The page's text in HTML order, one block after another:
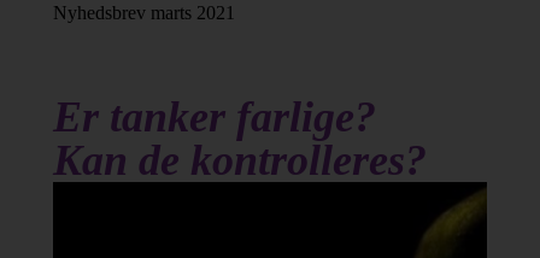
Nyhedsbrev marts 2021
Er tanker farlige?
Kan de kontrolleres?